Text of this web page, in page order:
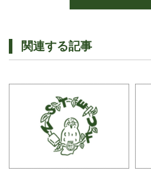
関連する記事